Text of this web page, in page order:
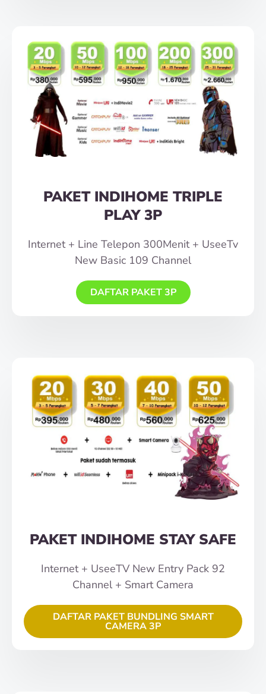
PAKET INDIHOME TRIPLE
PLAY 3P
Internet + Line Telepon 300Menit + UseeTv
New Basic 109 Channel
DAFTAR PAKET 3P
PAKET INDIHOME STAY SAFE
Internet + UseeTV New Entry Pack 92
Channel + Smart Camera
DAFTAR PAKET BUNDLING SMART
CAMERA 3P